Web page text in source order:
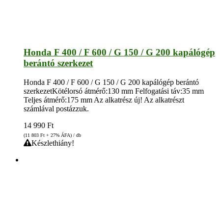
Honda F 400 / F 600 / G 150 / G 200 kapálógép
berántó szerkezet
Honda F 400 / F 600 / G 150 / G 200 kapálógép berántó
szerkezetKötélorsó átmérő:130 mm Felfogatási táv:35 mm
Teljes átmérő:175 mm Az alkatrész új! Az alkatrészt
számlával postázzuk.
14 990 Ft
(11 803 Ft + 27% ÁFA) / db
Készlethiány!